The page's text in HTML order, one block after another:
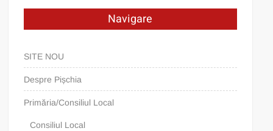
Navigare
SITE NOU
Despre Pișchia
Primăria/Consiliul Local
Consiliul Local